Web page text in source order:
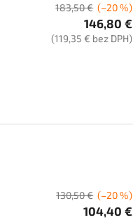
183,50 € (–20 %)
146,80 €
(119,35 € bez DPH)
130,50 € (–20 %)
104,40 €